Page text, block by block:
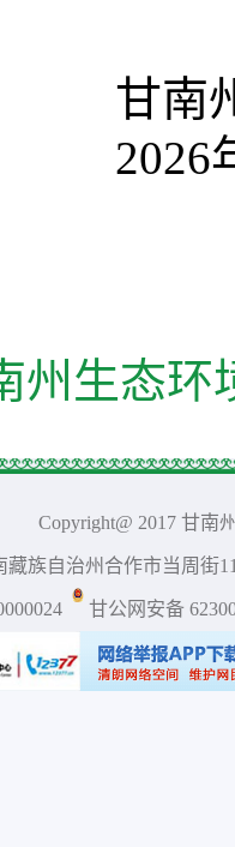
甘南
2026
州生态环
Copyright@ 2017 甘南
藏族自治州合作市当周街
甘公网安备